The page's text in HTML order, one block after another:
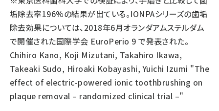
垢除去率196%の結果が出ている。IONPAシリーズの歯垢
除去効果については、2018年6月オランダアムステルダム
で開催された国際学会 EuroPerio 9 で発表された。
Chihiro Kano, Koji Mizutani, Takahiro Ikawa,
Takeaki Sudo, Hiroaki Kobayashi, Yuichi Izumi "The
effect of electric-powered ionic toothbrushing on
plaque removal – randomized clinical trial –"